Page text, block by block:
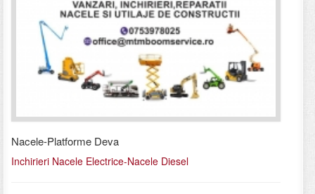
Nacele-Platforme Deva
Inchirieri Nacele Electrice-Nacele Diesel